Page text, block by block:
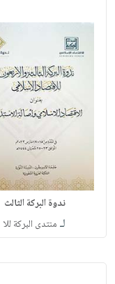
ندوة البركة الثالث
لـ منتدى البركة للا